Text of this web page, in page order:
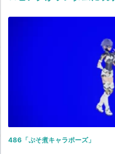
486「ぷそ煮キャラポーズ」